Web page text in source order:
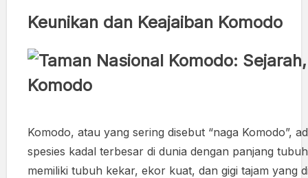
Keunikan dan Keajaiban Komodo
Komodo, atau yang sering disebut “naga Komodo”,
spesies kadal terbesar di dunia dengan panjang
memiliki tubuh kekar, ekor kuat, dan gigi tajam yang